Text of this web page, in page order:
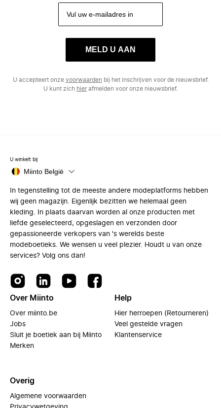
MELD U AAN
U accepteert onze voorwaarden bij het inschrijven voor de nieuwsbrief.
U kunt zich hierafmelden voor onze nieuwsbrief.
U winkelt bij
Miinto België
In tegenstelling tot de meeste andere modeplatforms hebben
wij geen magazijn. Eigenlijk bezitten we helemaal geen
kleding. In plaats daarvan worden al onze producten met
liefde geselecteerd, opgeslagen en verzonden door
gepassioneerde verkopers van 's werelds beste
modeboetieks. We wensen u veel plezier. Houdt u van onze
services? Volg ons dan!
Over Miinto
Over miinto.be
Jobs
Sluit je boetiek aan bij Miinto
Merken
Help
Hier herroepen (Retourneren)
Veel gestelde vragen
Klantenservice
Overig
Algemene voorwaarden